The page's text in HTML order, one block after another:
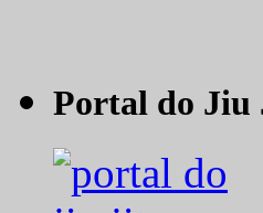
Portal do Jiu